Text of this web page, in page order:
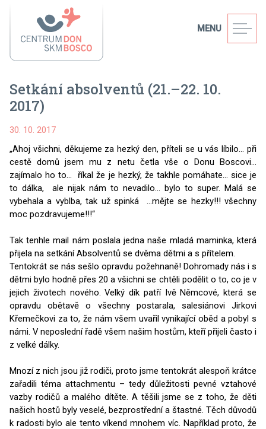
MENU
Setkání absolventů (21.–22. 10.
2017)
30. 10. 2017
„Ahoj všichni, děkujeme za hezký den, příteli se u vás líbilo... při
cestě domů jsem mu z netu četla vše o Donu Boscovi...
zajímalo ho to... říkal že je hezký, že takhle pomáhate... sice je
to dálka, ale nijak nám to nevadilo... bylo to super. Malá se
vybehala a vyblba, tak už spinká ...mějte se hezky!!! všechny
moc pozdravujeme!!!“
Tak tenhle mail nám poslala jedna naše mladá maminka, která
přijela na setkání Absolventů se dvěma dětmi a s přítelem.
Tentokrát se nás sešlo opravdu požehnaně! Dohromady nás i s
dětmi bylo hodně přes 20 a všichni se chtěli podělit o to, co je v
jejich životech nového. Velký dík patří Ivě Němcové, která se
opravdu obětavě o všechny postarala, salesiánovi Jirkovi
Křemečkovi za to, že nám všem uvařil vynikající oběd a pobyl s
námi. V neposlední řadě všem našim hostům, kteří přijeli často i
z velké dálky.
Mnozí z nich jsou již rodiči, proto jsme tentokrát alespoň krátce
zařadili téma attachmentu – tedy důležitosti pevné vztahové
vazby rodičů a malého dítěte. A těšili jsme se z toho, že děti
našich hostů byly veselé, bezprostřední a štastné. Těch důvodů
k radosti bylo ale tento víkend mnohem víc. Například proto, že